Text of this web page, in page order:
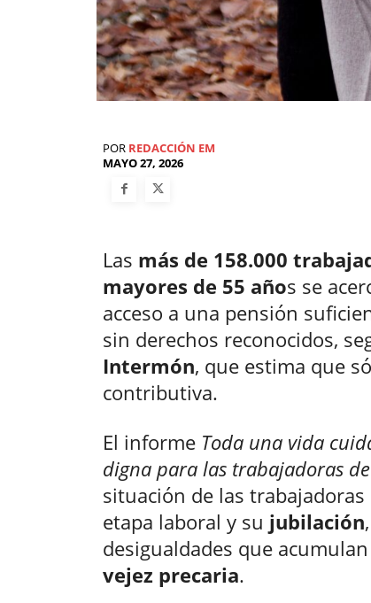
POR REDACCIÓN EM
MAYO 27, 2026
Las más de 158.000
mayores de 55 años se
acceso a una pensión
sin derechos reconocidos,
Intermón, que estima que
contributiva.
El informe Toda una vida
digna para las trabajadoras
situación de las
etapa laboral y su jubilación
desigualdades que
vejez precaria.